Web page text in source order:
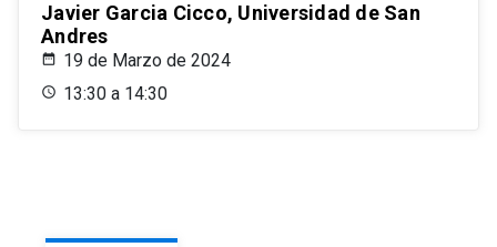
Javier Garcia Cicco, Universidad de San
Andres
19 de Marzo de 2024
13:30 a 14:30